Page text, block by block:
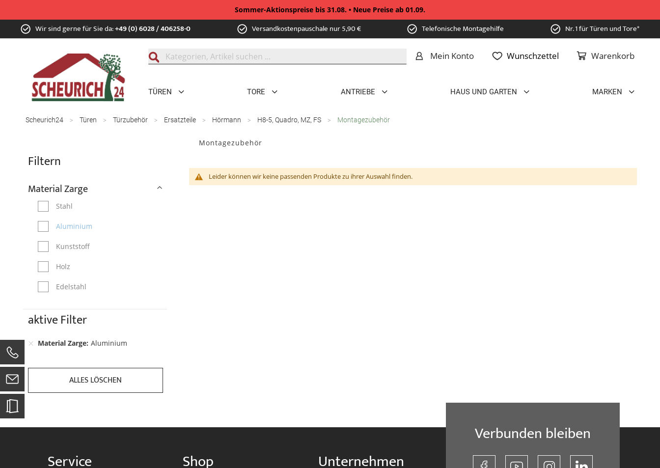
Sommer-Aktionspreise bis 31.08. • Neue Preise ab 01.09.
Zum
Inhalt Wir sind gerne für Sie da:+49 (0) 6028 / 406258-0 Versandkostenpauschale nur 5,90 € Telefonische Montagehilfe Nr. 1 für Türen und Tore*
Warenkorb
Mein Konto Wunschzettel
TÜREN TORE ANTRIEBE HAUS UND GARTEN MARKEN
Scheurich24 Türen Türzubehör Ersatzteile Hörmann H8-5, Quadro, MZ, FS Montagezubehör
Montagezubehör
Leider können wir keine passenden Produkte zu ihrer Auswahl finden.
aktive Filter
Material Zarge Aluminium
ALLES LÖSCHEN
Filtern
Material Zarge
Stahl
Aluminium
Kunststoff
Holz
Edelstahl
Service Shop Unternehmen
Verbunden bleiben